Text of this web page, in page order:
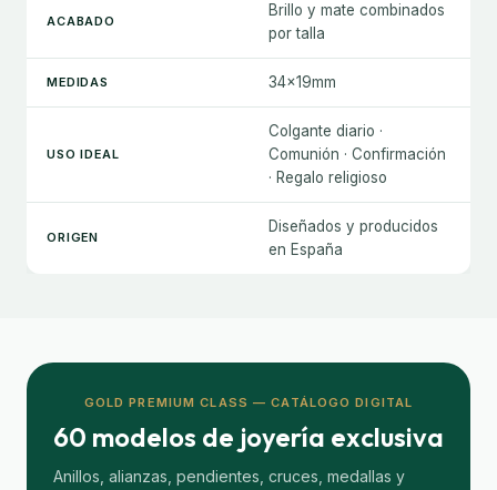
ACABADO
Brillo y mate combinados
por talla
MEDIDAS 34×19mm
USO IDEAL
Colgante diario ·
Comunión · Confirmación
· Regalo religioso
ORIGEN
Diseñados y producidos
en España
GOLD PREMIUM CLASS — CATÁLOGO DIGITAL
60 modelos de joyería exclusiva
Anillos, alianzas, pendientes, cruces, medallas y